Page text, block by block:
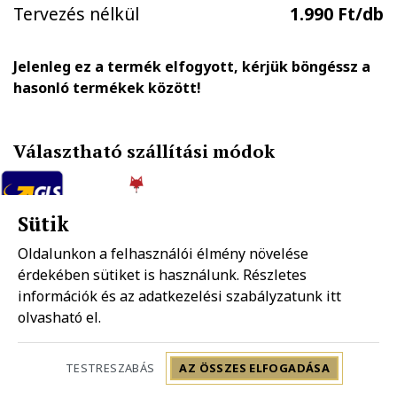
Tervezés nélkül 1.990 Ft/db
Jelenleg ez a termék elfogyott, kérjük böngéssz a
hasonló termékek között!
Választható szállítási módok
GLS házhozszállítás
1.890 Ft 990 Ft
Mpl házhozszállítás
Szállítás: 2-5 munkanap
Sütik
Oldalunkon a felhasználói élmény növelése
érdekében sütiket is használunk. Részletes
információk és az adatkezelési szabályzatunk itt
olvasható el.
TESTRESZABÁS AZ ÖSSZES ELFOGADÁSA